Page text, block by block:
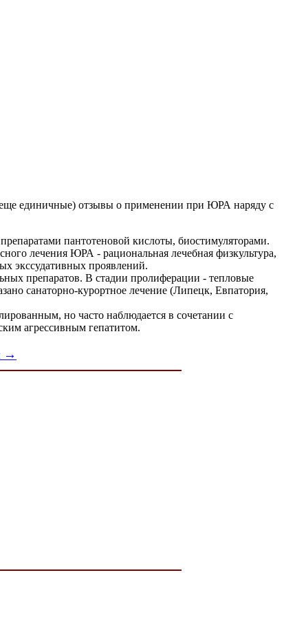
единичные) отзывы о применении при ЮРА наряду с
пантотеновой кислоты, биостимуляторами.
лечения ЮРА - рациональная лечебная физкультура,
экссудативных проявлений.
препаратов. В стадии пролиферации - тепловые
санаторно-курортное лечение (Липецк, Евпатория,
но часто наблюдается в сочетании с
агрессивным гепатитом.
→